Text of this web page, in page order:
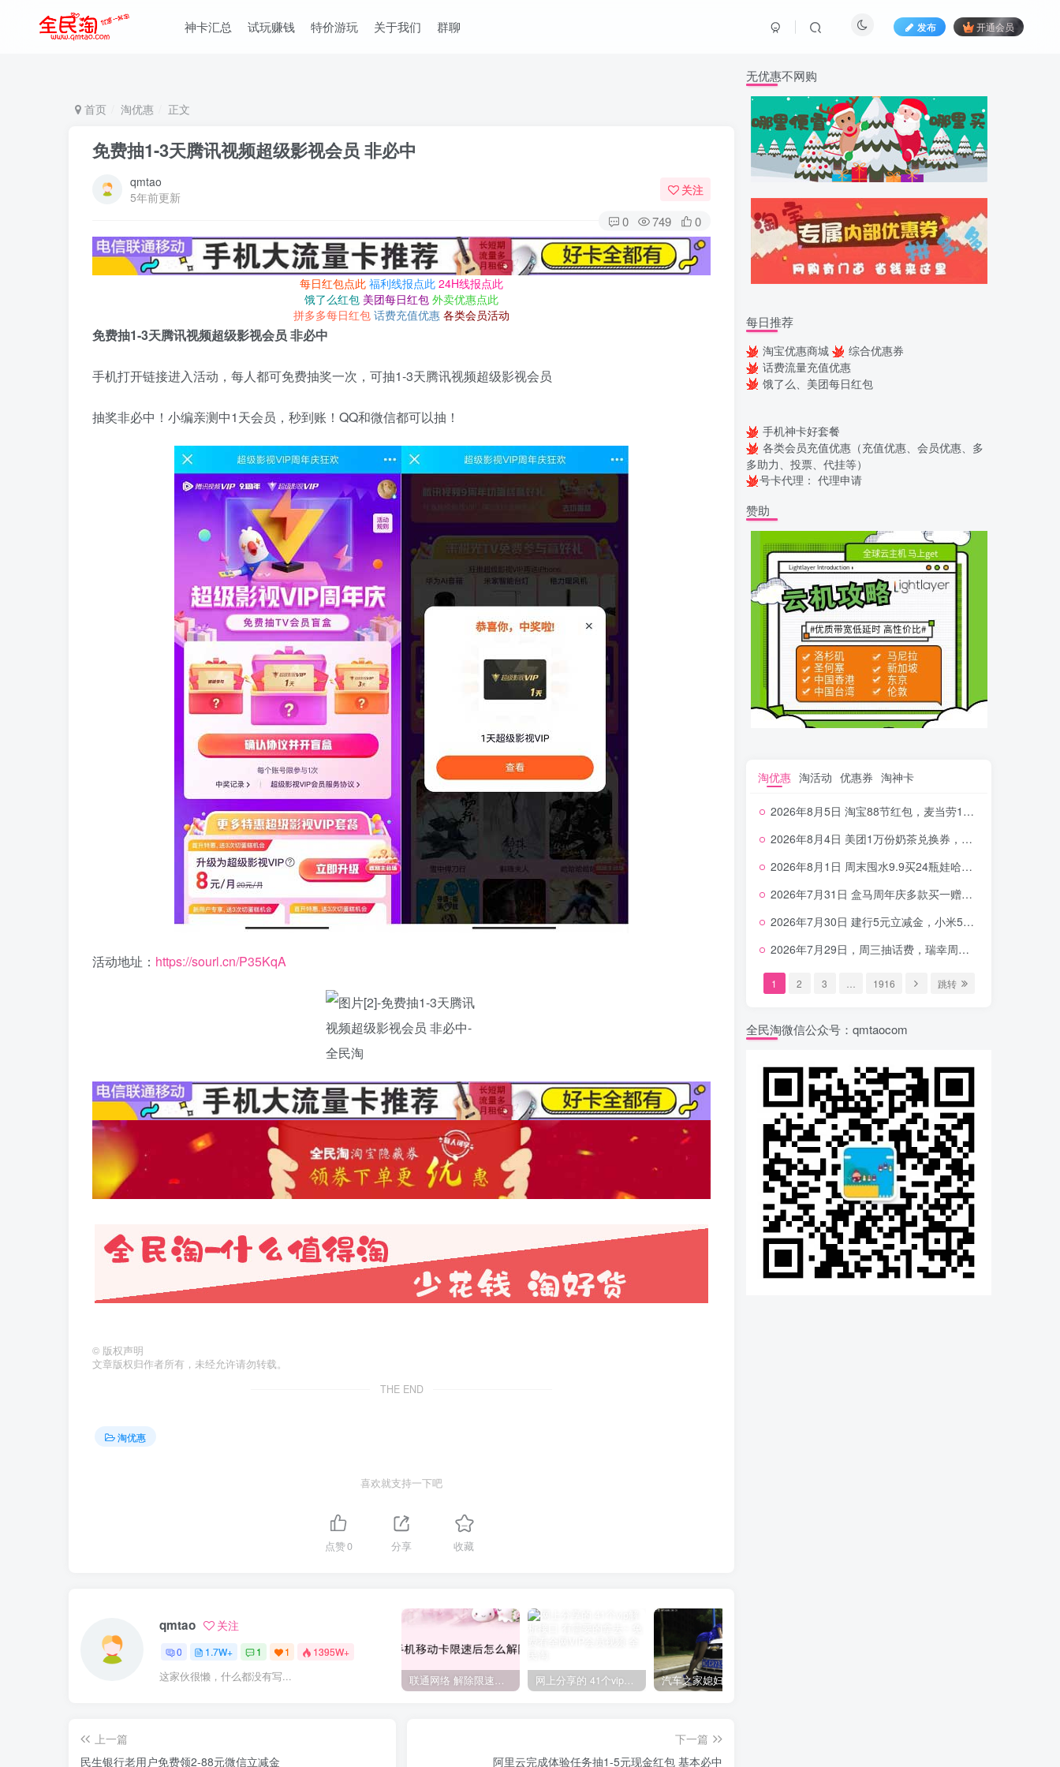
神卡汇总 试玩赚钱 特价游玩 关于我们 群聊 发布 开通会员
首页 淘优惠 正文
免费抽1-3天腾讯视频超级影视会员 非必中
qmtao
5年前更新
关注
0 749 0
每日红包点此 福利线报点此 24H线报点此
饿了么红包 美团每日红包 外卖优惠点此
拼多多每日红包 话费充值优惠 各类会员活动
免费抽1-3天腾讯视频超级影视会员 非必中
手机打开链接进入活动，每人都可免费抽奖一次，可抽1-3天腾讯视频超级影视会员
抽奖非必中！小编亲测中1天会员，秒到账！QQ和微信都可以抽！
活动地址： https://sourl.cn/P35KqA
© 版权声明
文章版权归作者所有，未经允许请勿转载。
THE END
淘优惠
喜欢就支持一下吧
点赞0 分享 收藏
qmtao 关注
0 1.7W+ 1 1 1395W+
这家伙很懒，什么都没有写... 联通网络 解除限速方法参考！畅享、畅玩、老白干等及其它地区自测了 网上分享的 41个vip解析接口 有需要的拿去~ 免费看全网VIP会员视频
上一篇
民生银行老用户免费领2-88元微信立减金
下一篇
阿里云完成体验任务抽1-5元现金红包 基本必中
无优惠不网购
每日推荐
淘宝优惠商城
综合优惠券
话费流量充值优惠
饿了么、美团每日红包
手机神卡好套餐
各类会员充值优惠（充值优惠、会员优惠、多
多助力、投票、代挂等）
号卡代理： 代理申请
赞助
淘优惠 淘活动 优惠券 淘神卡
2026年8月5日 淘宝88节红包，麦当劳150万份柠檬水，三万份瑞幸免单，霸王9万份0.01券等
2026年8月4日 美团1万份奶茶兑换券，农行5E卡，中行支付超给利，美团领18个冰激凌，小米每天领2-6元等等
2026年8月1日 周末囤水9.9买24瓶娃哈哈，建行100元京东券，移动5元话费，麦当劳甜筒，交行立减金等
2026年7月31日 盒马周年庆多款买一赠一，饿了么拆红包，建行30立减金，农行领10元刷卡金等
2026年7月30日 建行5元立减金，小米5元，抢2500份爷爷不泡茶，闪购20-20，3元吃瑞幸咖啡等
2026年7月29日，周三抽话费，瑞幸周三免单，4.9元瑞幸咖啡，蜜雪兑换券，工行5元立减金等
1 2 3 1916 跳转
全民淘微信公众号：qmtaocom